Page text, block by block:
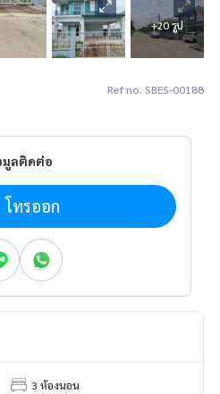
+20 รูป
Ref no. SBES-00188
มูลติดต่อ
โทรออก
3 ห้องนอน